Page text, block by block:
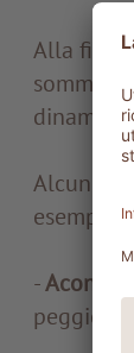
Alla fine
Alcuni
esempio:
-
peggiora